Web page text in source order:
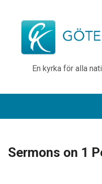
En kyrka för alla
Sermons on 1